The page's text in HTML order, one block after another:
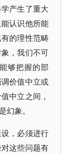
产生了重大
认识他所能
的理性范畴
，我们不可
够把握的部
价值中立或
中立之间，
幻象。
，必须进行
这些问题有